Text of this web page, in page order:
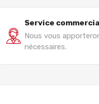
Service
Nous vous
nécessaires.